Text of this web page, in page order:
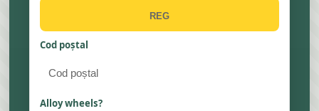
Cod poștal
Alloy wheels?